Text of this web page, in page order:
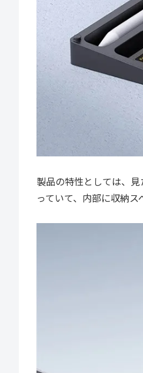
製品の特性としては、
っていて、内部に収納ス